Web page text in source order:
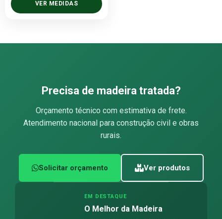
VER MEDIDAS
Precisa de madeira tratada?
Orçamento técnico com estimativa de frete.
Atendimento nacional para construção civil e obras
rurais.
Solicitar orçamento Ver produtos
EM DESTAQUE
O Melhor da Madeira